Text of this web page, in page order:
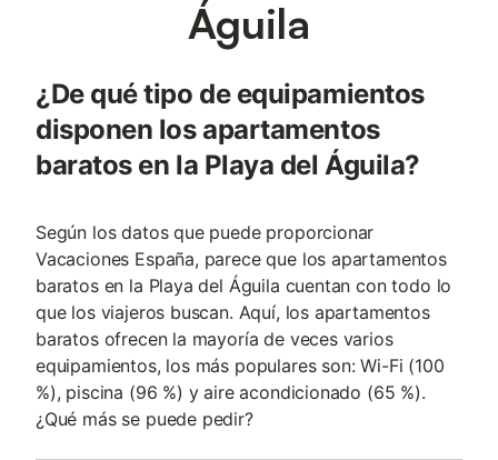
Águila
¿De qué tipo de equipamientos
disponen los apartamentos
baratos en la Playa del Águila?
Según los datos que puede proporcionar
Vacaciones España, parece que los apartamentos
baratos en la Playa del Águila cuentan con todo lo
que los viajeros buscan. Aquí, los apartamentos
baratos ofrecen la mayoría de veces varios
equipamientos, los más populares son: Wi-Fi (100
%), piscina (96 %) y aire acondicionado (65 %).
¿Qué más se puede pedir?